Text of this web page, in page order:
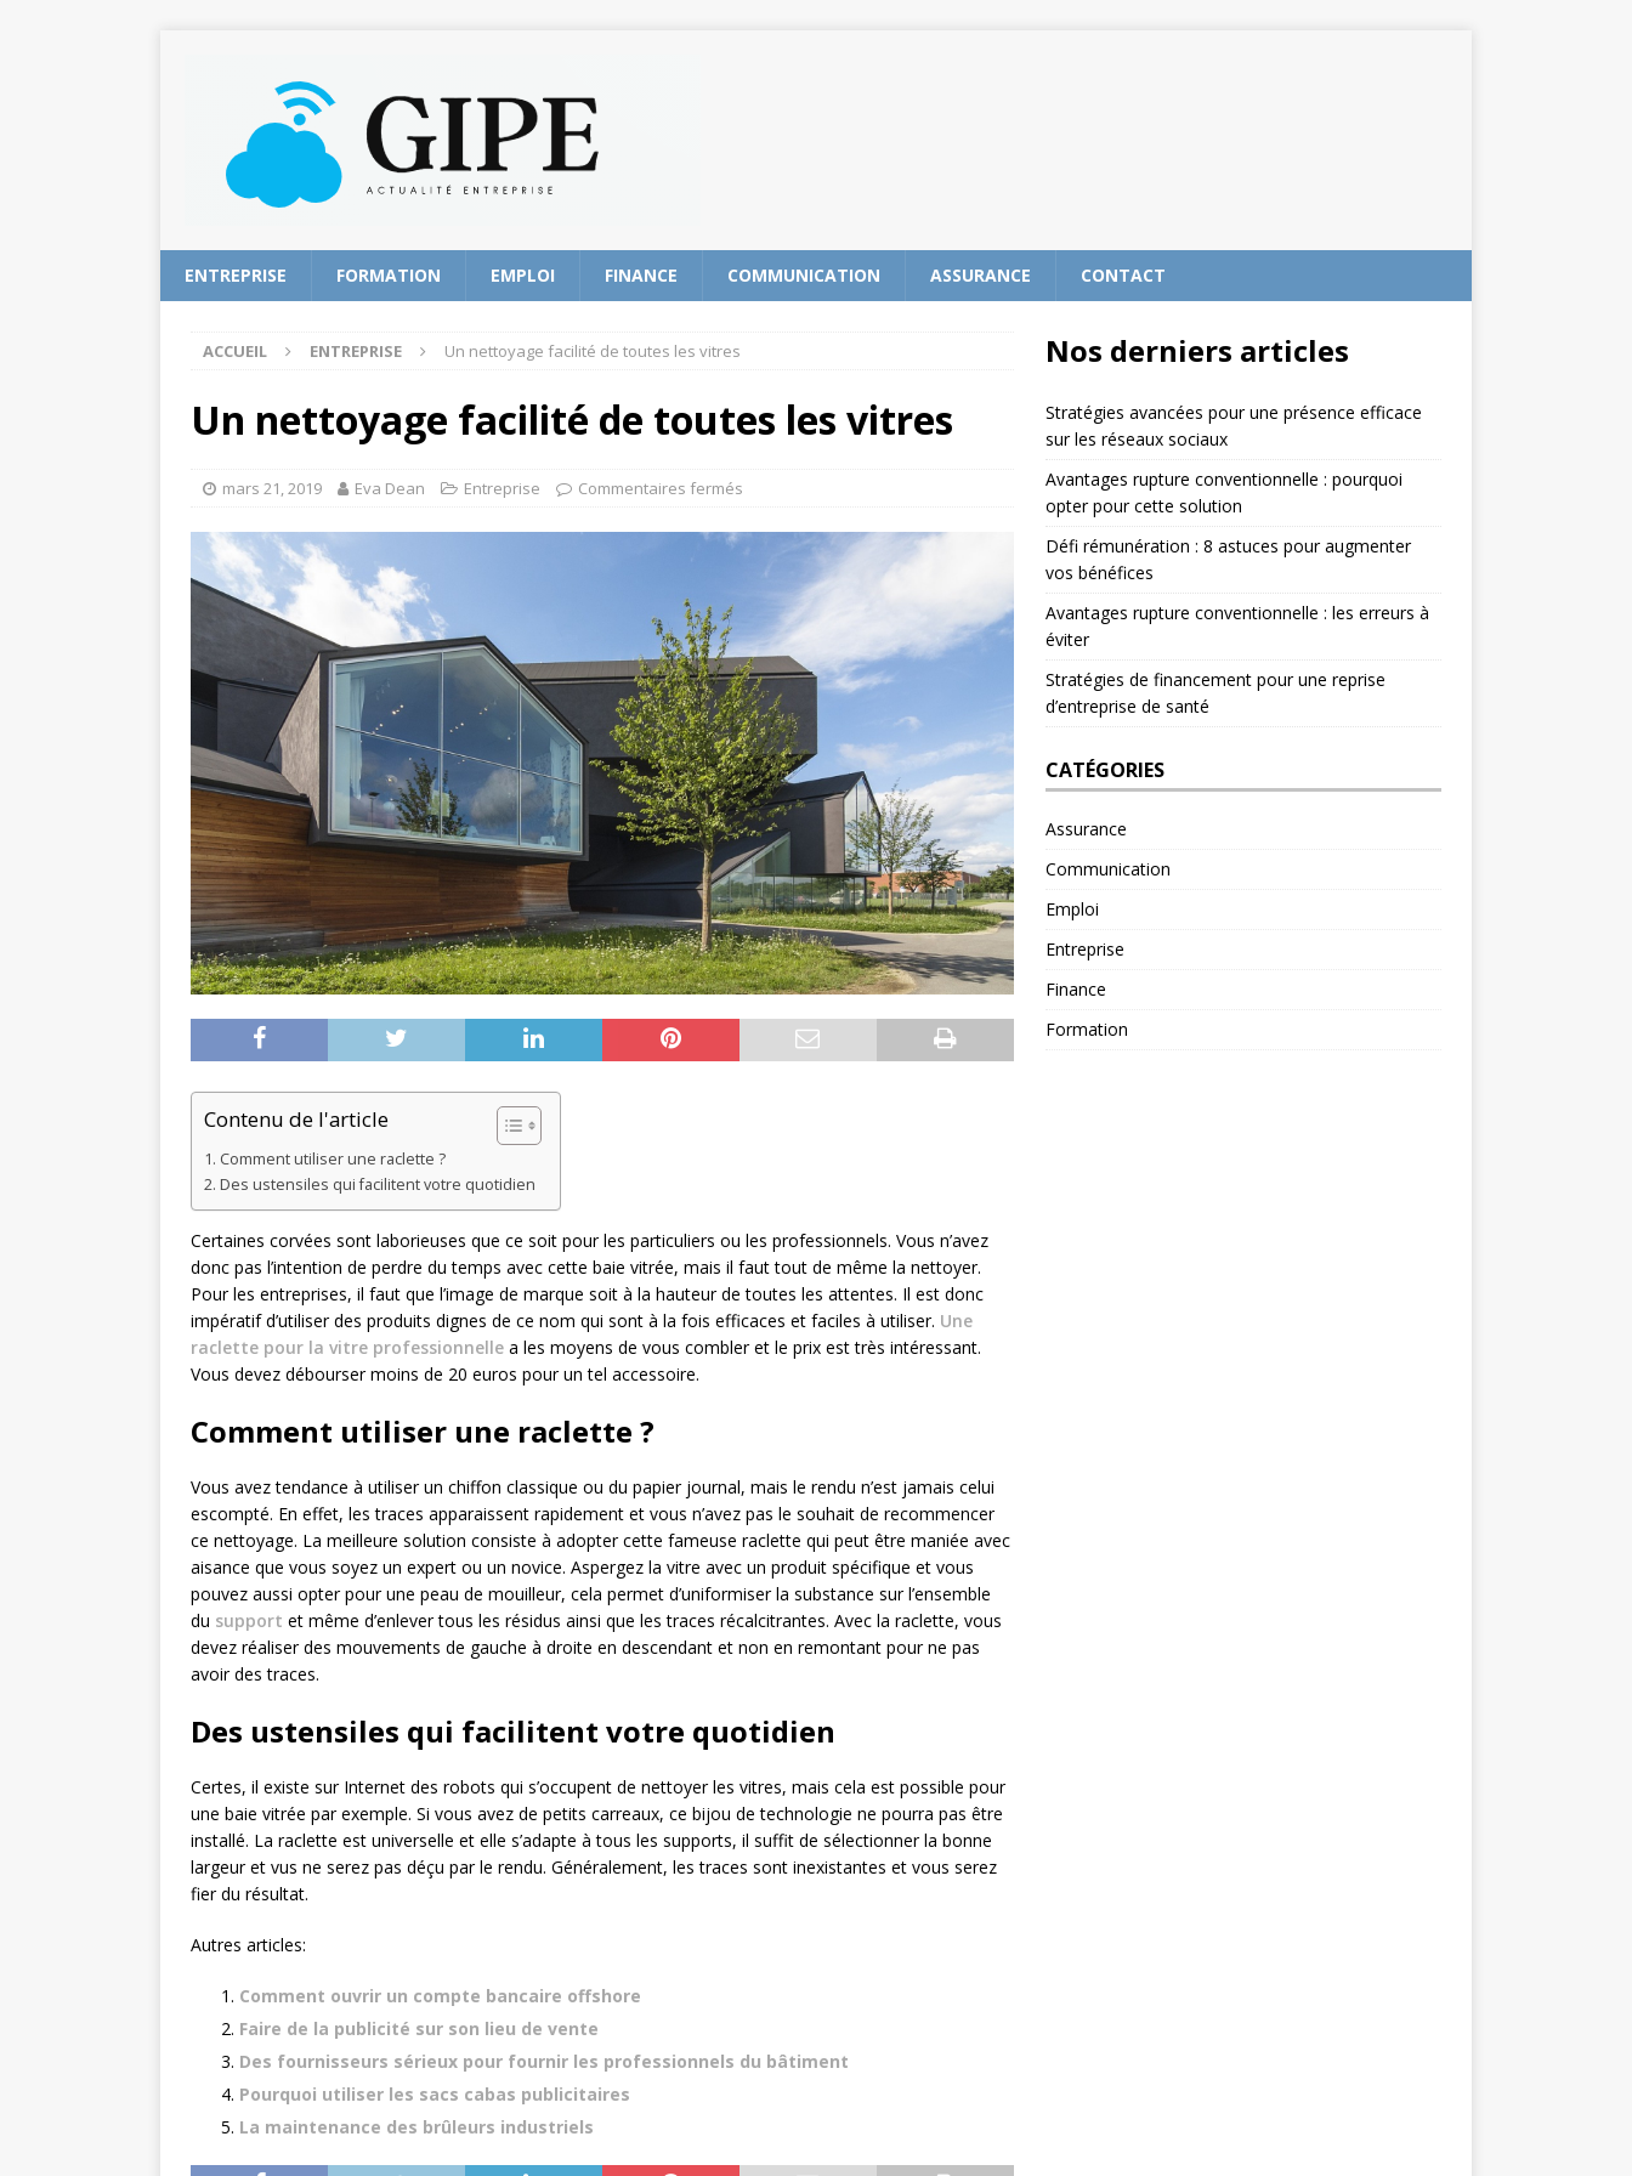
ENTREPRISE FORMATION EMPLOI FINANCE COMMUNICATION ASSURANCE CONTACT
ACCUEIL ENTREPRISE Un nettoyage facilité de toutes les vitres
Un nettoyage facilité de toutes les vitres
mars 21, 2019 Eva Dean Entreprise Commentaires fermés
Contenu de l'article
Comment utiliser une raclette ?
Des ustensiles qui facilitent votre quotidien
Certaines corvées sont laborieuses que ce soit pour les particuliers ou les professionnels. Vous n’avez
donc pas l’intention de perdre du temps avec cette baie vitrée, mais il faut tout de même la nettoyer.
Pour les entreprises, il faut que l’image de marque soit à la hauteur de toutes les attentes. Il est donc
impératif d’utiliser des produits dignes de ce nom qui sont à la fois efficaces et faciles à utiliser. Une
raclette pour la vitre professionnelle a les moyens de vous combler et le prix est très intéressant.
Vous devez débourser moins de 20 euros pour un tel accessoire.
Comment utiliser une raclette ?
Vous avez tendance à utiliser un chiffon classique ou du papier journal, mais le rendu n’est jamais celui
escompté. En effet, les traces apparaissent rapidement et vous n’avez pas le souhait de recommencer
ce nettoyage. La meilleure solution consiste à adopter cette fameuse raclette qui peut être maniée avec
aisance que vous soyez un expert ou un novice. Aspergez la vitre avec un produit spécifique et vous
pouvez aussi opter pour une peau de mouilleur, cela permet d’uniformiser la substance sur l’ensemble
du support et même d’enlever tous les résidus ainsi que les traces récalcitrantes. Avec la raclette, vous
devez réaliser des mouvements de gauche à droite en descendant et non en remontant pour ne pas
avoir des traces.
Des ustensiles qui facilitent votre quotidien
Certes, il existe sur Internet des robots qui s’occupent de nettoyer les vitres, mais cela est possible pour
une baie vitrée par exemple. Si vous avez de petits carreaux, ce bijou de technologie ne pourra pas être
installé. La raclette est universelle et elle s’adapte à tous les supports, il suffit de sélectionner la bonne
largeur et vus ne serez pas déçu par le rendu. Généralement, les traces sont inexistantes et vous serez
fier du résultat.
Autres articles:
Comment ouvrir un compte bancaire offshore
Faire de la publicité sur son lieu de vente
Des fournisseurs sérieux pour fournir les professionnels du bâtiment
Pourquoi utiliser les sacs cabas publicitaires
La maintenance des brûleurs industriels
Nos derniers articles
Stratégies avancées pour une présence efficace
sur les réseaux sociaux
Avantages rupture conventionnelle : pourquoi
opter pour cette solution
Défi rémunération : 8 astuces pour augmenter
vos bénéfices
Avantages rupture conventionnelle : les erreurs à
éviter
Stratégies de financement pour une reprise
d’entreprise de santé
CATÉGORIES
Assurance
Communication
Emploi
Entreprise
Finance
Formation